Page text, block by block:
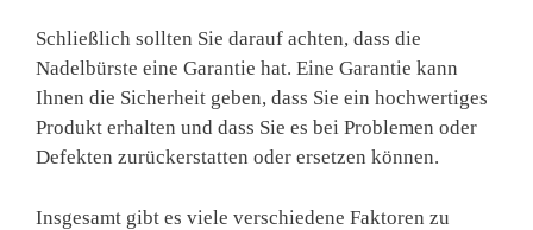
Schließlich sollten Sie darauf achten, dass die
Nadelbürste eine Garantie hat. Eine Garantie kann
Ihnen die Sicherheit geben, dass Sie ein hochwertiges
Produkt erhalten und dass Sie es bei Problemen oder
Defekten zurückerstatten oder ersetzen können.
Insgesamt gibt es viele verschiedene Faktoren zu